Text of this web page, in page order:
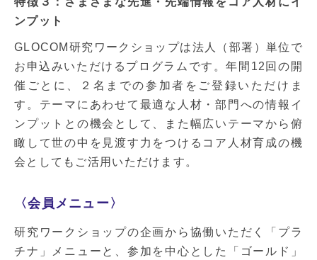
ンプット
GLOCOM研究ワークショップは法人（部署）単位で
お申込みいただけるプログラムです。年間12回の開
催ごとに、２名までの参加者をご登録いただけま
す。テーマにあわせて最適な人材・部門への情報イ
ンプットとの機会として、また幅広いテーマから俯
瞰して世の中を見渡す力をつけるコア人材育成の機
会としてもご活用いただけます。
〈会員メニュー〉
研究ワークショップの企画から協働いただく「プラ
チナ」メニューと、参加を中心とした「ゴールド」